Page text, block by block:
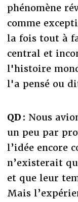
phénomène
comme
la fois tout à
central et
l'histoire
l'a pensé ou
QD : Nous
un peu par
l’idée encore
n’existerait
et que leur
Mais